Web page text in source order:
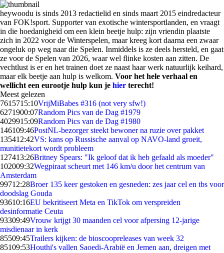
heywoodu is sinds 2013 redactielid en sinds maart 2015 eindredacteur
van FOK!sport. Supporter van exotische wintersportlanden, en vraagt
in die hoedanigheid om een klein beetje hulp: zijn vriendin plaatste
zich in 2022 voor de Winterspelen, maar kreeg kort daarna een zwaar
ongeluk op weg naar die Spelen. Inmiddels is ze deels hersteld, en gaat
ze voor de Spelen van 2026, waar wel flinke kosten aan zitten. De
vechtlust is er en het trainen doet ze naast haar werk natuurlijk keihard,
maar elk beetje aan hulp is welkom. Voor het hele verhaal en
wellicht een eurootje hulp kun je hier terecht!
Meest gelezen
7615715:10VrijMiBabes #316 (not very sfw!)
6271900:07Random Pics van de Dag #1979
4029915:09Random Pics van de Dag #1980
146109:46PostNL-bezorger steekt bewoner na ruzie over pakket
135412:42VS: kans op Russische aanval op NAVO-land groeit,
munitietekort wordt probleem
127413:26Britney Spears: "Ik geloof dat ik heb gefaald als moeder"
102009:32Wegpiraat scheurt met 146 km/u door het centrum van
Amsterdam
99712:28Broer 135 keer gestoken en gesneden: zes jaar cel en tbs voor
doodslag Gouda
93610:16EU bekritiseert Meta en TikTok om verspreiden
desinformatie Ceuta
93309:49Vrouw krijgt 30 maanden cel voor afpersing 12-jarige
misdienaar in kerk
85509:45Trailers kijken: de bioscoopreleases van week 32
85109:53Houthi's vallen Saoedi-Arabië en Jemen aan, dreigen met